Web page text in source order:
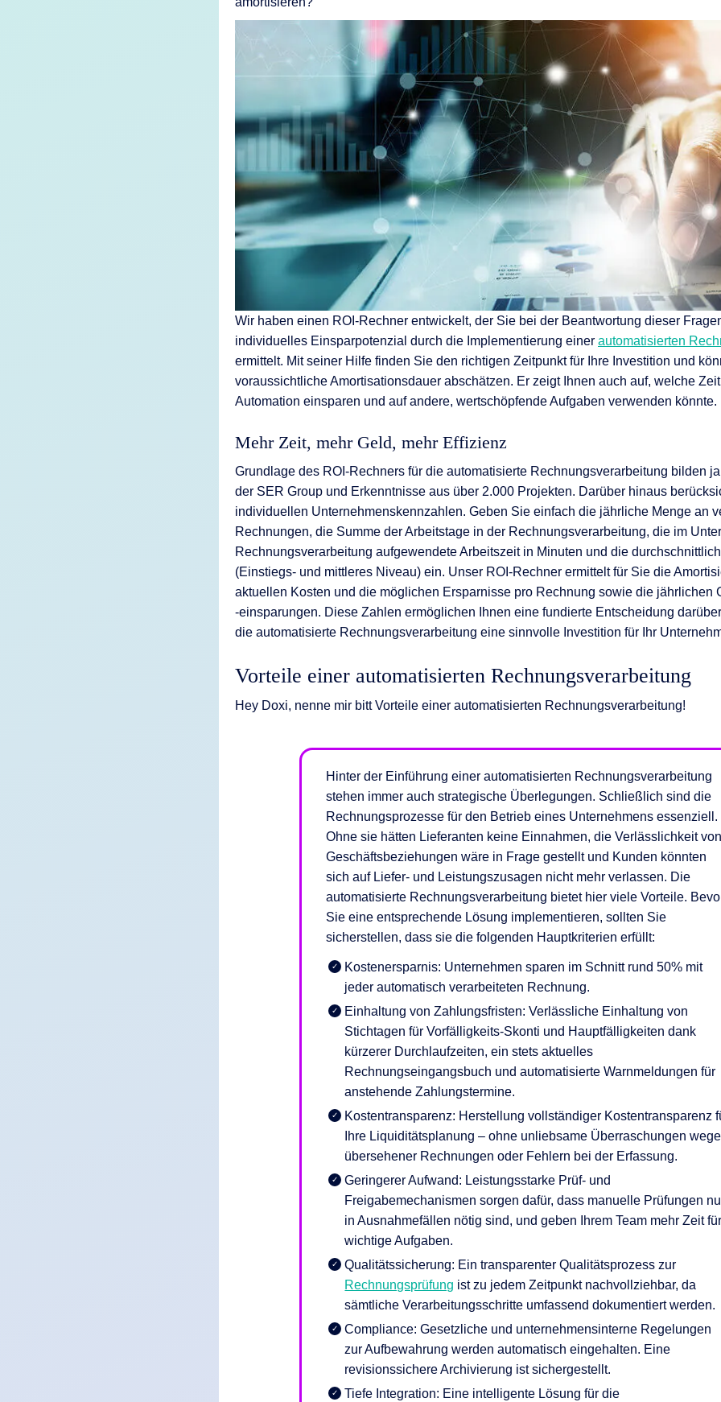
KI-Funktionen
Integrationen
Deployment & Services
Wir haben einen ROI-Rechner entwickelt, der Sie bei der Beantwortung dieser
individuelles Einsparpotenzial durch die Implementierung einer automatisierten
ermittelt. Mit seiner Hilfe finden Sie den richtigen Zeitpunkt für Ihre Investition und
voraussichtliche Amortisationsdauer abschätzen. Er zeigt Ihnen auch auf, welche
Automation einsparen und auf andere, wertschöpfende Aufgaben verwenden könnte.
Mehr Zeit, mehr Geld, mehr Effizienz
Grundlage des ROI-Rechners für die automatisierte Rechnungsverarbeitung bilden
der SER Group und Erkenntnisse aus über 2.000 Projekten. Darüber hinaus
individuellen Unternehmenskennzahlen. Geben Sie einfach die jährliche Menge an
Rechnungen, die Summe der Arbeitstage in der Rechnungsverarbeitung, die im
Rechnungsverarbeitung aufgewendete Arbeitszeit in Minuten und die
(Einstiegs- und mittleres Niveau) ein. Unser ROI-Rechner ermittelt für Sie die
aktuellen Kosten und die möglichen Ersparnisse pro Rechnung sowie die jährlichen
‑einsparungen. Diese Zahlen ermöglichen Ihnen eine fundierte Entscheidung
die automatisierte Rechnungsverarbeitung eine sinnvolle Investition für Ihr
Vorteile einer automatisierten Rechnungsverarbeitung
Hey Doxi, nenne mir bitt Vorteile einer automatisierten Rechnungsverarbeitung!
Hinter der Einführung einer automatisierten Rechnungsverarbeitung
stehen immer auch strategische Überlegungen. Schließlich sind die
Rechnungsprozesse für den Betrieb eines Unternehmens essenziell.
Ohne sie hätten Lieferanten keine Einnahmen, die Verlässlichkeit von
Geschäftsbeziehungen wäre in Frage gestellt und Kunden könnten
sich auf Liefer- und Leistungszusagen nicht mehr verlassen. Die
automatisierte Rechnungsverarbeitung bietet hier viele Vorteile.
Sie eine entsprechende Lösung implementieren, sollten Sie
sicherstellen, dass sie die folgenden Hauptkriterien erfüllt:
Kostenersparnis: Unternehmen sparen im Schnitt rund 50% mit
jeder automatisch verarbeiteten Rechnung.
Einhaltung von Zahlungsfristen: Verlässliche Einhaltung von
Stichtagen für Vorfälligkeits-Skonti und Hauptfälligkeiten dank
kürzerer Durchlaufzeiten, ein stets aktuelles
Rechnungseingangsbuch und automatisierte Warnmeldungen für
anstehende Zahlungstermine.
Kostentransparenz: Herstellung vollständiger Kostentransparenz
Ihre Liquiditätsplanung – ohne unliebsame Überraschungen
übersehener Rechnungen oder Fehlern bei der Erfassung.
Geringerer Aufwand: Leistungsstarke Prüf- und
Freigabemechanismen sorgen dafür, dass manuelle Prüfungen
in Ausnahmefällen nötig sind, und geben Ihrem Team mehr Zeit
wichtige Aufgaben.
Qualitätssicherung: Ein transparenter Qualitätsprozess zur
Rechnungsprüfung ist zu jedem Zeitpunkt nachvollziehbar, da
sämtliche Verarbeitungsschritte umfassend dokumentiert werden.
Compliance: Gesetzliche und unternehmensinterne Regelungen
zur Aufbewahrung werden automatisch eingehalten. Eine
revisionssichere Archivierung ist sichergestellt.
Tiefe Integration: Eine intelligente Lösung für die